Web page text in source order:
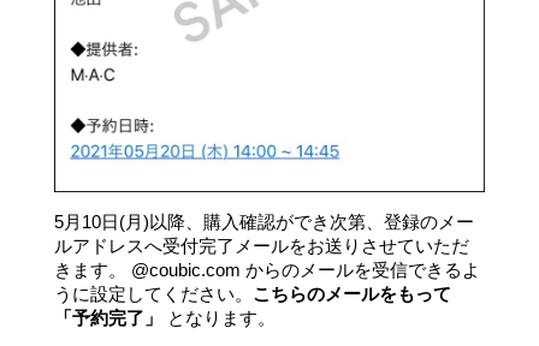
5月10日(月)以降、購入確認ができ次第、登録のメー
ルアドレスへ受付完了メールをお送りさせていただ
きます。 @coubic.com からのメールを受信できるよ
うに設定してください。 こちらのメールをもって
「予約完了」
となります。